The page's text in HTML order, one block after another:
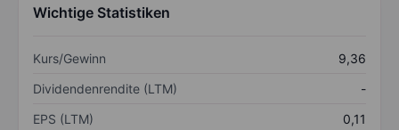
Wichtige Statistiken
Kurs/Gewinn
9,36
Dividendenrendite (LTM)
-
EPS (LTM)
0,11